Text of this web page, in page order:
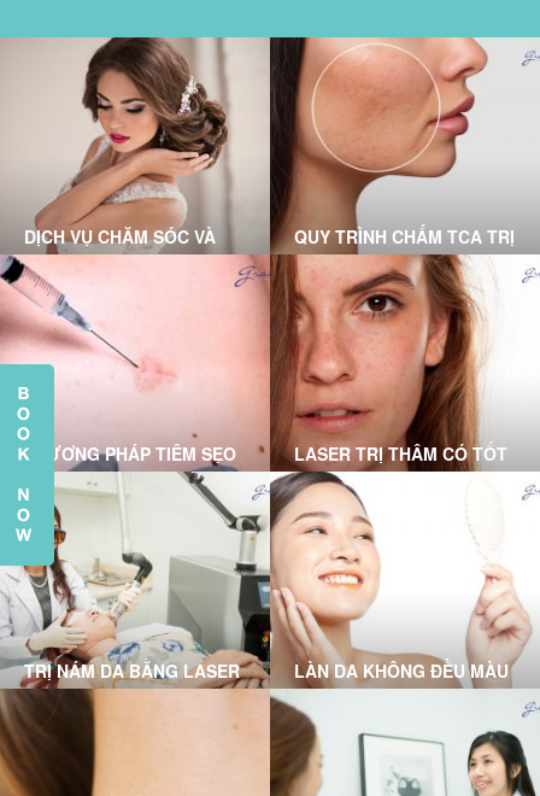
DỊCH VỤ CHĂM SÓC VÀ
ĐIỀU TRỊ TẠI PHÒNG
KHÁM DA LIỄU GRACE
SKINCARE CLINIC
QUY TRÌNH CHẤM TCA TRỊ
SẸO RỖ CHUẨN Y KHOA
TẠI GRACE SKINCARE
CLINIC
PHƯƠNG PHÁP TIÊM SẸO
LỒI DO BÁC SĨ DA LIỄU
THỰC HIỆN
LASER TRỊ THÂM CÓ TỐT
KHÔNG? DƯỚI ĐÂY LÀ
LỜI GIẢI ĐÁP DÀNH CHO
BẠN
TRỊ NÁM DA BẰNG LASER
TẠI PHÒNG KHÁM GRACE
SKINCARE CLINIC
LÀN DA KHÔNG ĐỀU MÀU
VÀ GIẢI PHÁP TỪ BÁC SĨ
DA LIỄU